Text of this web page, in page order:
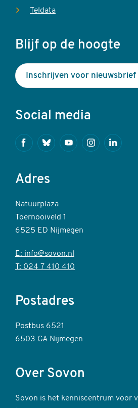
Teldata
Blijf op de hoogte
Inschrijven voor nieuwsbrief
Social media
FacebookBlueskyYoutubeInstagram
Adres
Natuurplaza
Toernooiveld 1
6525 ED Nijmegen
E: info@sovon.nl
T: 024 7 410 410
Postadres
Postbus 6521
6503 GA Nijmegen
Over Sovon
Sovon is het kenniscentrum voor